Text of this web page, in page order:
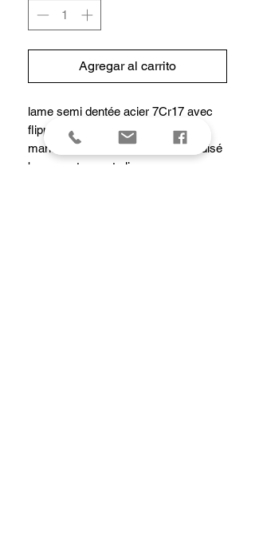
Agregar al carrito
lame semi dentée acier 7Cr17 avec
flipper et cran interieur
manche de 12 cm aluminium anodisé
bronze a trous et clip